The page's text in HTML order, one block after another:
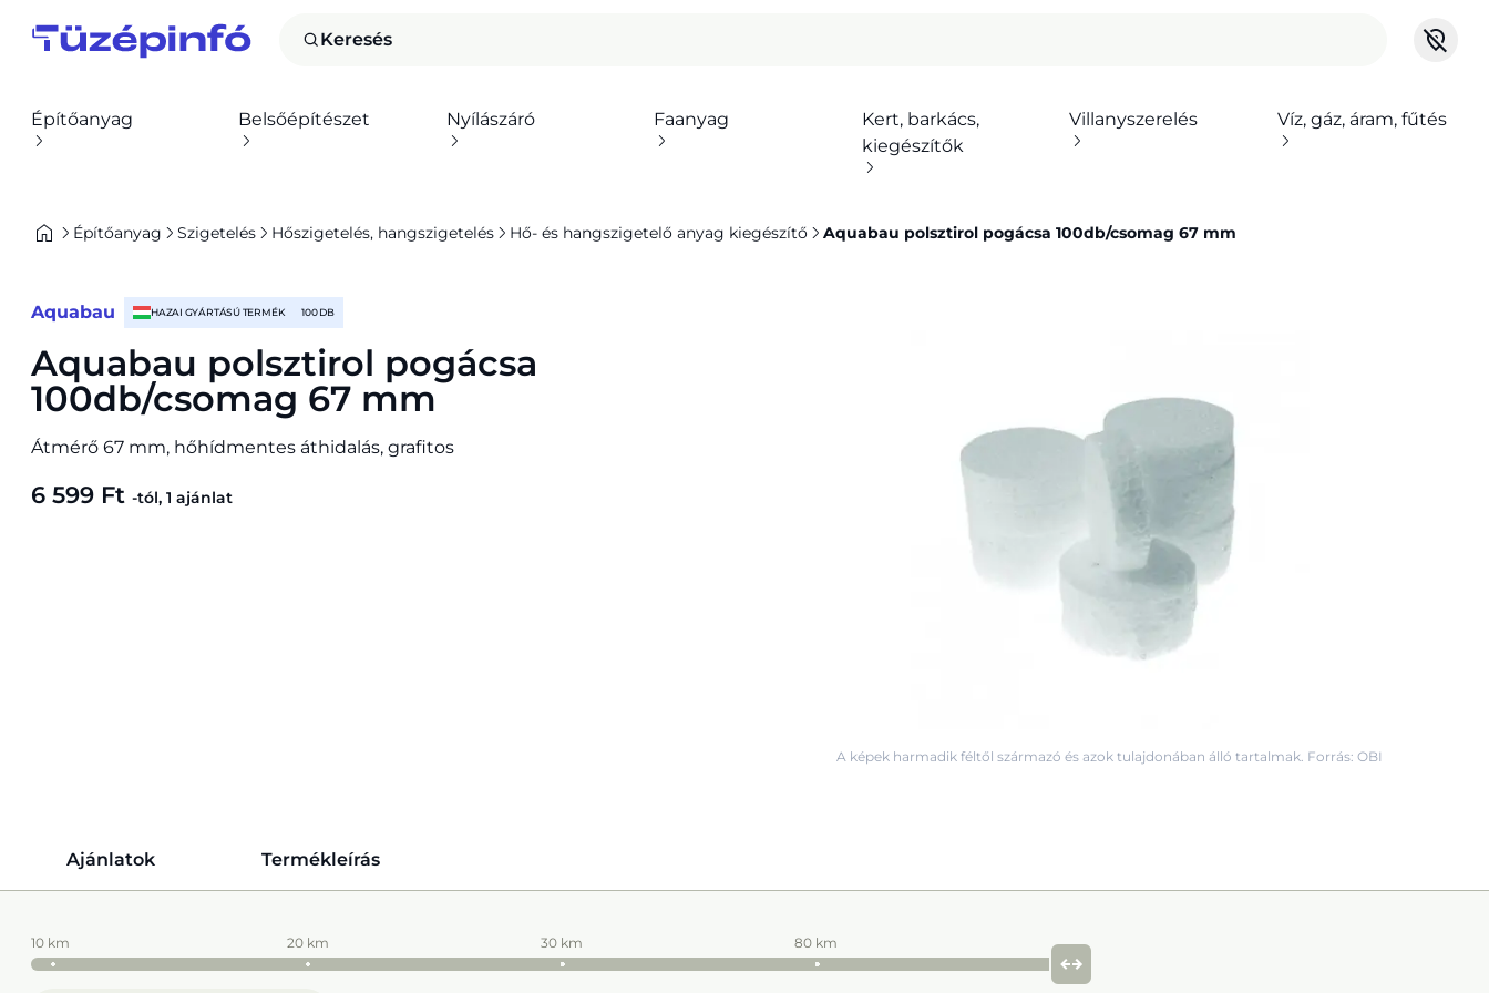
Keresés
Építőanyag Belsőépítészet Nyílászáró Faanyag
Kert, barkács,
kiegészítők
Villanyszerelés Víz, gáz, áram, fűtés
Építőanyag Szigetelés Hőszigetelés, hangszigetelés Hő- és hangszigetelő anyag kiegészítő Aquabau polsztirol pogácsa 100db/csomag 67 mm
Aquabau HAZAI GYÁRTÁSÚ TERMÉK 100 DB
Aquabau polsztirol pogácsa
100db/csomag 67 mm
Átmérő 67 mm, hőhídmentes áthidalás, grafitos
6 599 Ft -tól, 1 ajánlat
A képek harmadik féltől származó és azok tulajdonában álló tartalmak. Forrás: OBI
Ajánlatok Termékleírás
10 km 20 km 30 km 80 km